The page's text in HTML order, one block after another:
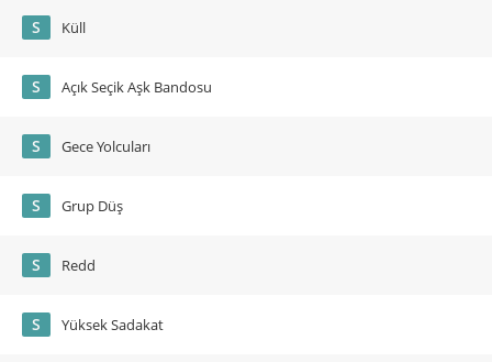
S Küll
S Açık Seçik Aşk Bandosu
S Gece Yolcuları
S Grup Düş
S Redd
S Yüksek Sadakat